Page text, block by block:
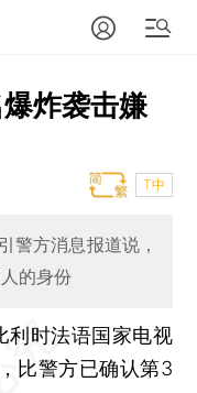
炸袭击嫌
T中
警方消息报道说，
的身份
时法语国家电视
比警方已确认第3